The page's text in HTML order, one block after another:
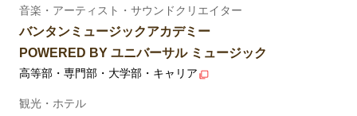
音楽・アーティスト・サウンドクリエイター
バンタンミュージックアカデミー
POWERED BY ユニバーサル ミュージック
高等部・専門部・大学部・キャリア
観光・ホテル